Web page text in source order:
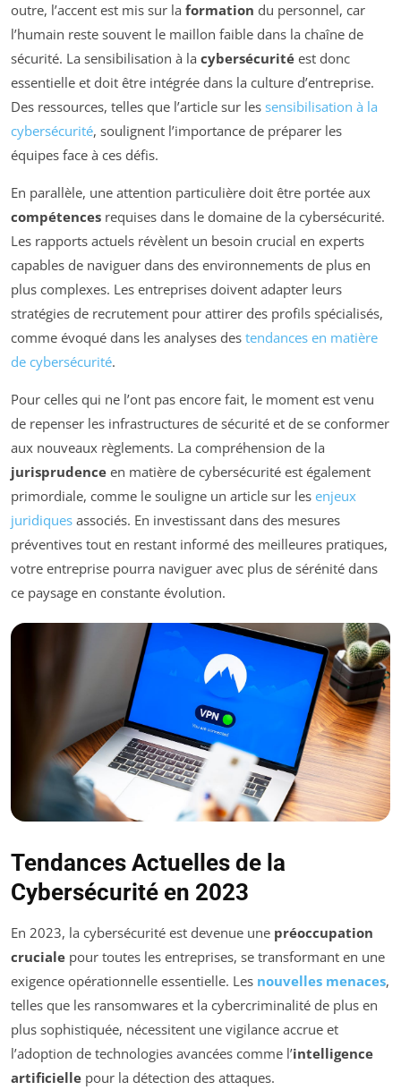
outre, l’accent est mis sur la formation du personnel, car
l’humain reste souvent le maillon faible dans la chaîne de
sécurité. La sensibilisation à la cybersécurité est donc
essentielle et doit être intégrée dans la culture d’entreprise.
Des ressources, telles que l’article sur les sensibilisation à la
cybersécurité, soulignent l’importance de préparer les
équipes face à ces défis.
En parallèle, une attention particulière doit être portée aux
compétences requises dans le domaine de la cybersécurité.
Les rapports actuels révèlent un besoin crucial en experts
capables de naviguer dans des environnements de plus en
plus complexes. Les entreprises doivent adapter leurs
stratégies de recrutement pour attirer des profils spécialisés,
comme évoqué dans les analyses des tendances en matière
de cybersécurité.
Pour celles qui ne l’ont pas encore fait, le moment est venu
de repenser les infrastructures de sécurité et de se conformer
aux nouveaux règlements. La compréhension de la
jurisprudence en matière de cybersécurité est également
primordiale, comme le souligne un article sur les enjeux
juridiques associés. En investissant dans des mesures
préventives tout en restant informé des meilleures pratiques,
votre entreprise pourra naviguer avec plus de sérénité dans
ce paysage en constante évolution.
Tendances Actuelles de la
Cybersécurité en 2023
En 2023, la cybersécurité est devenue une préoccupation
cruciale pour toutes les entreprises, se transformant en une
exigence opérationnelle essentielle. Les nouvelles menaces,
telles que les ransomwares et la cybercriminalité de plus en
plus sophistiquée, nécessitent une vigilance accrue et
l’adoption de technologies avancées comme l’intelligence
artificielle pour la détection des attaques.